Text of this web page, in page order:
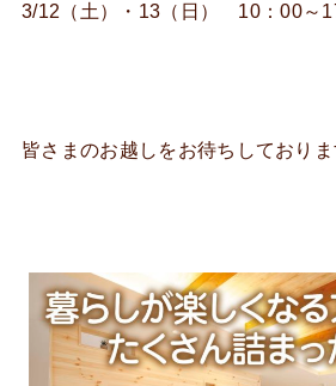
3/12（土）・13（日） 10：00～
皆さまのお越しをお待ちしており